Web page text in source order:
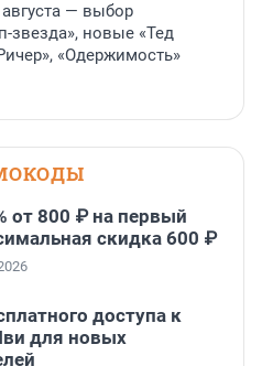
— выбор
звезда», новые «Тед
«Одержимость»
от 800 ₽ на первый
скидка 600 ₽
доступа к
для новых